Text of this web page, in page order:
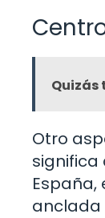
Quizás
Otro
significa
anclada